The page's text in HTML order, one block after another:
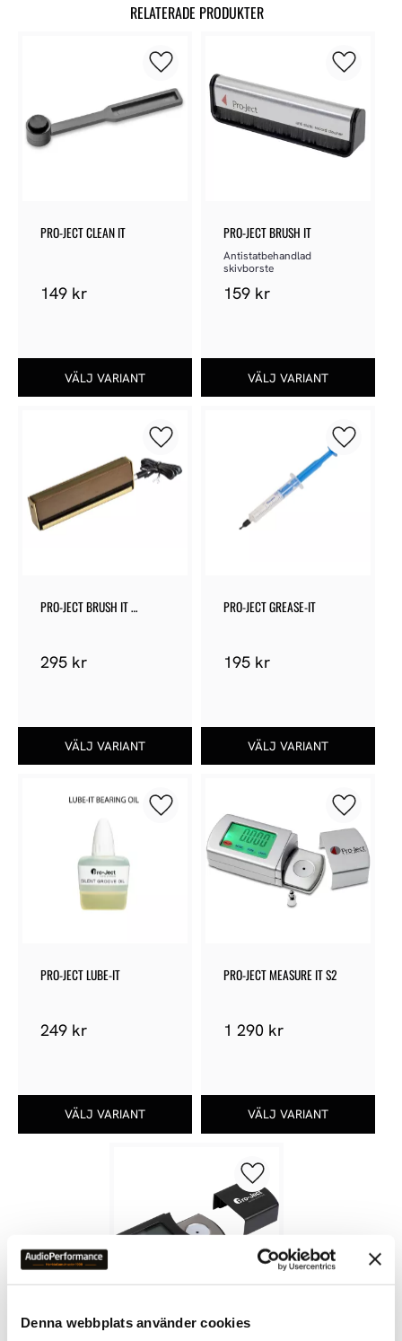
Denna webbplats använder cookies
RELATERADE PRODUKTER
PRO-JECT CLEAN IT
149 kr
Lägg till i favoriter
PRO-JECT BRUSH IT
Antistatbehandlad
skivborste
159 kr
Lägg till
PRO-JECT BRUSH IT
295 kr
Lägg till i favoriter
PRO-JECT GREASE-IT
195 kr
Lägg till
PRO-JECT LUBE-IT
249 kr
Lägg till i favoriter
PRO-JECT MEASURE IT S2
1 290 kr
Lägg till
Lägg till i favoriter